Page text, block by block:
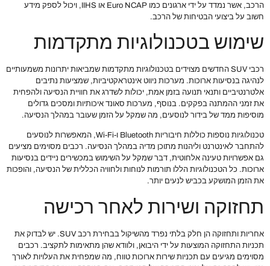
הרכב, אשר נמדד על ידי ארגונים כמו Euro NCAP או IIHS, ויכול לספק מידע
חשוב על ביצועי הבטיחות של הרכב.
שימוש בטכנולוגיות מתקדמות
רכבי SUV החדשים מצוידים בטכנולוגיות מתקדמות שמביאות יתרונות משמעותיים
לנהיגה בנסיעות ארוכות. מערכות ניווט אינטראקטיביות, שמציעות נתיבים
אלטרנטיביים ותנאי תנועה בזמן אמת, יכולות לשדרג את חוויית הנסיעה ולהפחית
את זמני ההמתנה בפקקים. בנוסף, מערכות סאונד איכותיות ומסכים גדולים
מוסיפות ממד של בידור לנוסעים, מה שמקל על הזמן שעובר במהלך הנסיעה.
טכנולוגיות נוספות כוללות חיבוריות Bluetooth ו-Wi-Fi, המאפשרות לנוסעים
להתחבר לאינטרנט וליהנות מתוכן מדיה במהלך הנסיעה. רכבים מסוימים מציעים
גם אפשרויות טעינה אלחוטית, דבר שמקל על השימוש במכשירים ניידים בנסיעות
ארוכות. כל הטכנולוגיות הללו תורמות לנוחות ולחוויה הכללית של הנסיעה, והופכות
את הזמן המושקע בכביש לנעים יותר.
תחזוקה ושירות לאחר רכישה
אחריות ותחזוקה הן חלק בלתי נפרד מהשיקול בבחירת רכב SUV. יש לבדוק את
תכניות התחזוקה המוצעות על ידי היבואן, ולוודא שהן מתאימות לתקציב. רכבים
מסוימים מגיעים עם תכניות שירות ארוכות טווח, מה שמפחית את העלויות לאורך